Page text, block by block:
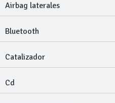
Airbag laterales
Bluetooth
Catalizador
Cd